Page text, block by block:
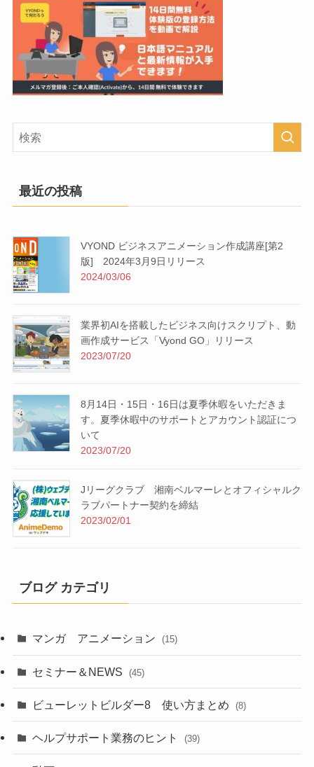
最近の投稿
VYOND ビジネスアニメーション作成講座[第2
版] 2024年3月9日リリース
2024/03/06
業界初AIを搭載したビジネス向けスクリプト、動
画作成サービス「Vyond GO」リリース
2023/07/20
8月14日・15日・16日は夏季休暇をいただきま
す。夏季休暇中のサポートとアカウント認証につ
いて
2023/07/20
Jリーグクラブ 湘南ベルマーレとオフィシャルク
ラブパートナー契約を締結
2023/02/01
ブログ カテゴリ
マンガ アニメーション (15)
セミナー＆NEWS (45)
ビューレットビルダー8 使い方まとめ (8)
ヘルプサポート業務のヒント (39)